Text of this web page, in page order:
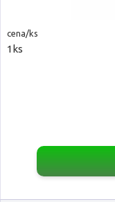
cena/ks
1ks